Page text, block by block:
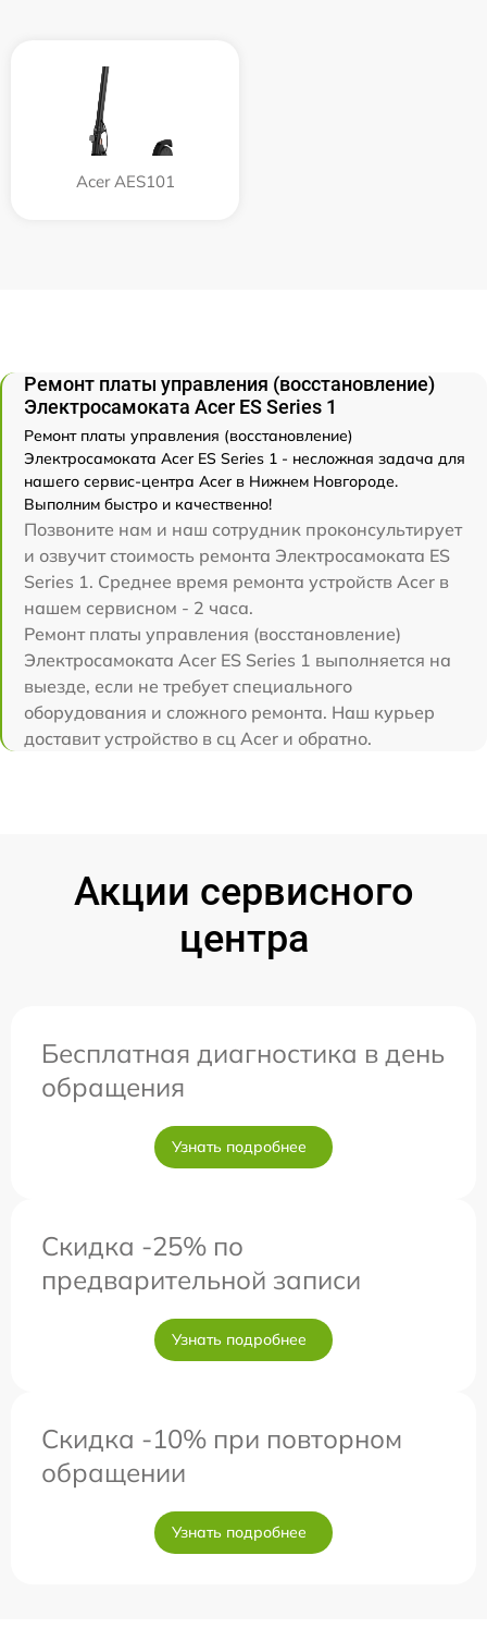
Acer AES101
Ремонт платы управления (восстановление)
Электросамоката Acer ES Series 1
Ремонт платы управления (восстановление)
Электросамоката Acer ES Series 1 - несложная задача для
нашего сервис-центра Acer в Нижнем Новгороде.
Выполним быстро и качественно!
Позвоните нам и наш сотрудник проконсультирует
и озвучит стоимость ремонта Электросамоката ES
Series 1. Среднее время ремонта устройств Acer в
нашем сервисном - 2 часа.
Ремонт платы управления (восстановление)
Электросамоката Acer ES Series 1 выполняется на
выезде, если не требует специального
оборудования и сложного ремонта. Наш курьер
доставит устройство в сц Acer и обратно.
Акции сервисного
центра
Бесплатная диагностика в день
обращения
Узнать подробнее
Скидка -25% по
предварительной записи
Узнать подробнее
Скидка -10% при повторном
обращении
Узнать подробнее